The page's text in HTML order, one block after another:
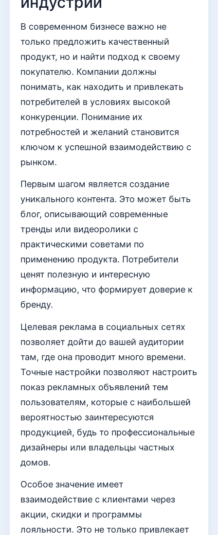
В современном бизнесе важно не
только предложить качественный
продукт, но и найти подход к своему
покупателю. Компании должны
понимать, как находить и привлекать
потребителей в условиях высокой
конкуренции. Понимание их
потребностей и желаний становится
ключом к успешной взаимодействию с
рынком.
Первым шагом является создание
уникального контента. Это может быть
блог, описывающий современные
тренды или видеоролики с
практическими советами по
применению продукта. Потребители
ценят полезную и интересную
информацию, что формирует доверие к
бренду.
Целевая реклама в социальных сетях
позволяет дойти до вашей аудитории
там, где она проводит много времени.
Точные настройки позволяют настроить
показ рекламных объявлений тем
пользователям, которые с наибольшей
вероятностью заинтересуются
продукцией, будь то профессиональные
дизайнеры или владельцы частных
домов.
Особое значение имеет
взаимодействие с клиентами через
акции, скидки и программы
лояльности. Это не только привлекает